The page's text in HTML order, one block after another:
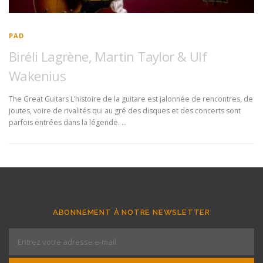
PAD
Biréli Lagrène, Martin Taylor & Ulf
Wakenius
The Great Guitars L’histoire de la guitare est jalonnée de rencontres, de
joutes, voire de rivalités qui au gré des disques et des concerts sont
parfois entrées dans la légende. …
ABONNEMENT À NOTRE NEWSLETTER